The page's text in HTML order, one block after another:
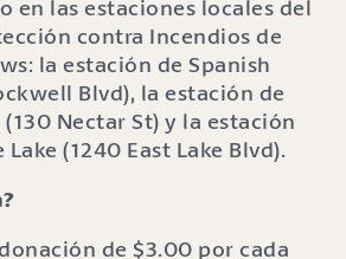
en las estaciones locales del
contra Incendios de
la estación de Spanish
Blvd), la estación de
Nectar St) y la estación
Lake (1240 East Lake Blvd).
de $3.00 por cada